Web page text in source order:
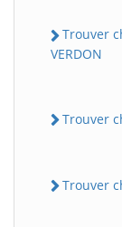
Trouver
VERDON
Trouver
Trouver